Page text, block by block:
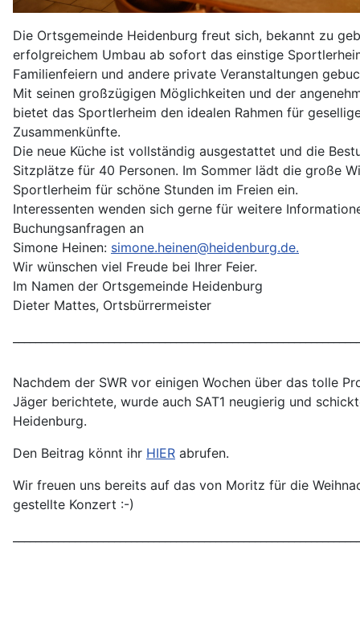
Die Ortsgemeinde Heidenburg freut sich, bekannt zu
erfolgreichem Umbau ab sofort das einstige
Familienfeiern und andere private Veranstaltungen
Mit seinen großzügigen Möglichkeiten und der
bietet das Sportlerheim den idealen Rahmen für
Zusammenkünfte.
Die neue Küche ist vollständig ausgestattet und die
Sitzplätze für 40 Personen. Im Sommer lädt die große
Sportlerheim für schöne Stunden im Freien ein.
Interessenten wenden sich gerne für weitere
Buchungsanfragen an
Simone Heinen: simone.heinen@heidenburg.de.
Wir wünschen viel Freude bei Ihrer Feier.
Im Namen der Ortsgemeinde Heidenburg
Dieter Mattes, Ortsbürrermeister
Nachdem der SWR vor einigen Wochen über das tolle
Jäger berichtete, wurde auch SAT1 neugierig und
Heidenburg.
Den Beitrag könnt ihr HIER abrufen.
Wir freuen uns bereits auf das von Moritz für die
gestellte Konzert :-)